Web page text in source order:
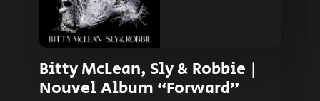
Bitty McLean, Sly & Robbie |
Nouvel Album “Forward”